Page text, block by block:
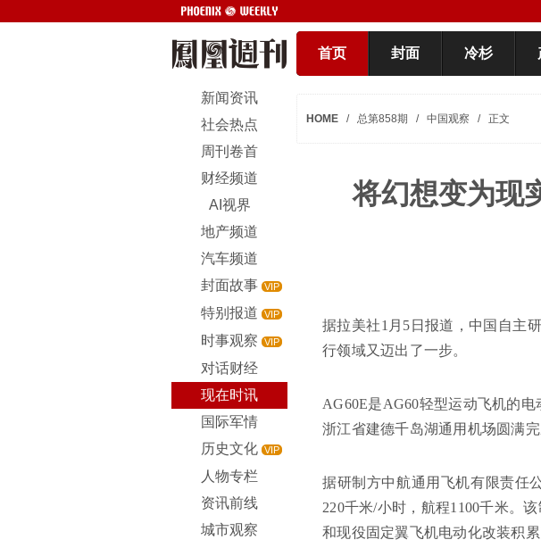
首页 封面 冷杉
新闻资讯
社会热点
周刊卷首
财经频道
AI视界
地产频道
汽车频道
封面故事 VIP
特别报道 VIP
时事观察 VIP
对话财经
现在时讯
国际军情
历史文化 VIP
人物专栏
资讯前线
城市观察
HOME / 总第858期 / 中国观察 / 正文
将幻想变为现
据拉美社1月5日报道，中国自主
行领域又迈出了一步。
AG60E是AG60轻型运动飞机的
浙江省建德千岛湖通用机场圆满完
据研制方中航通用飞机有限责任
220千米/小时，航程1100千米。
和现役固定翼飞机电动化改装积